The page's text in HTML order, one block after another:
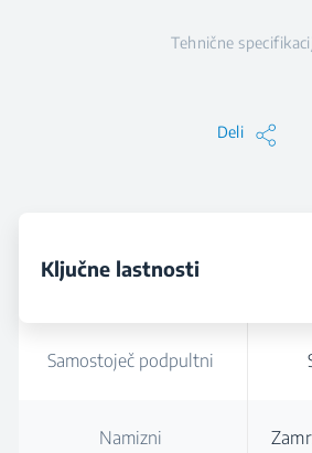
Tehnične
Deli
Ključne lastnosti
Samostoječ podpultni
Namizni